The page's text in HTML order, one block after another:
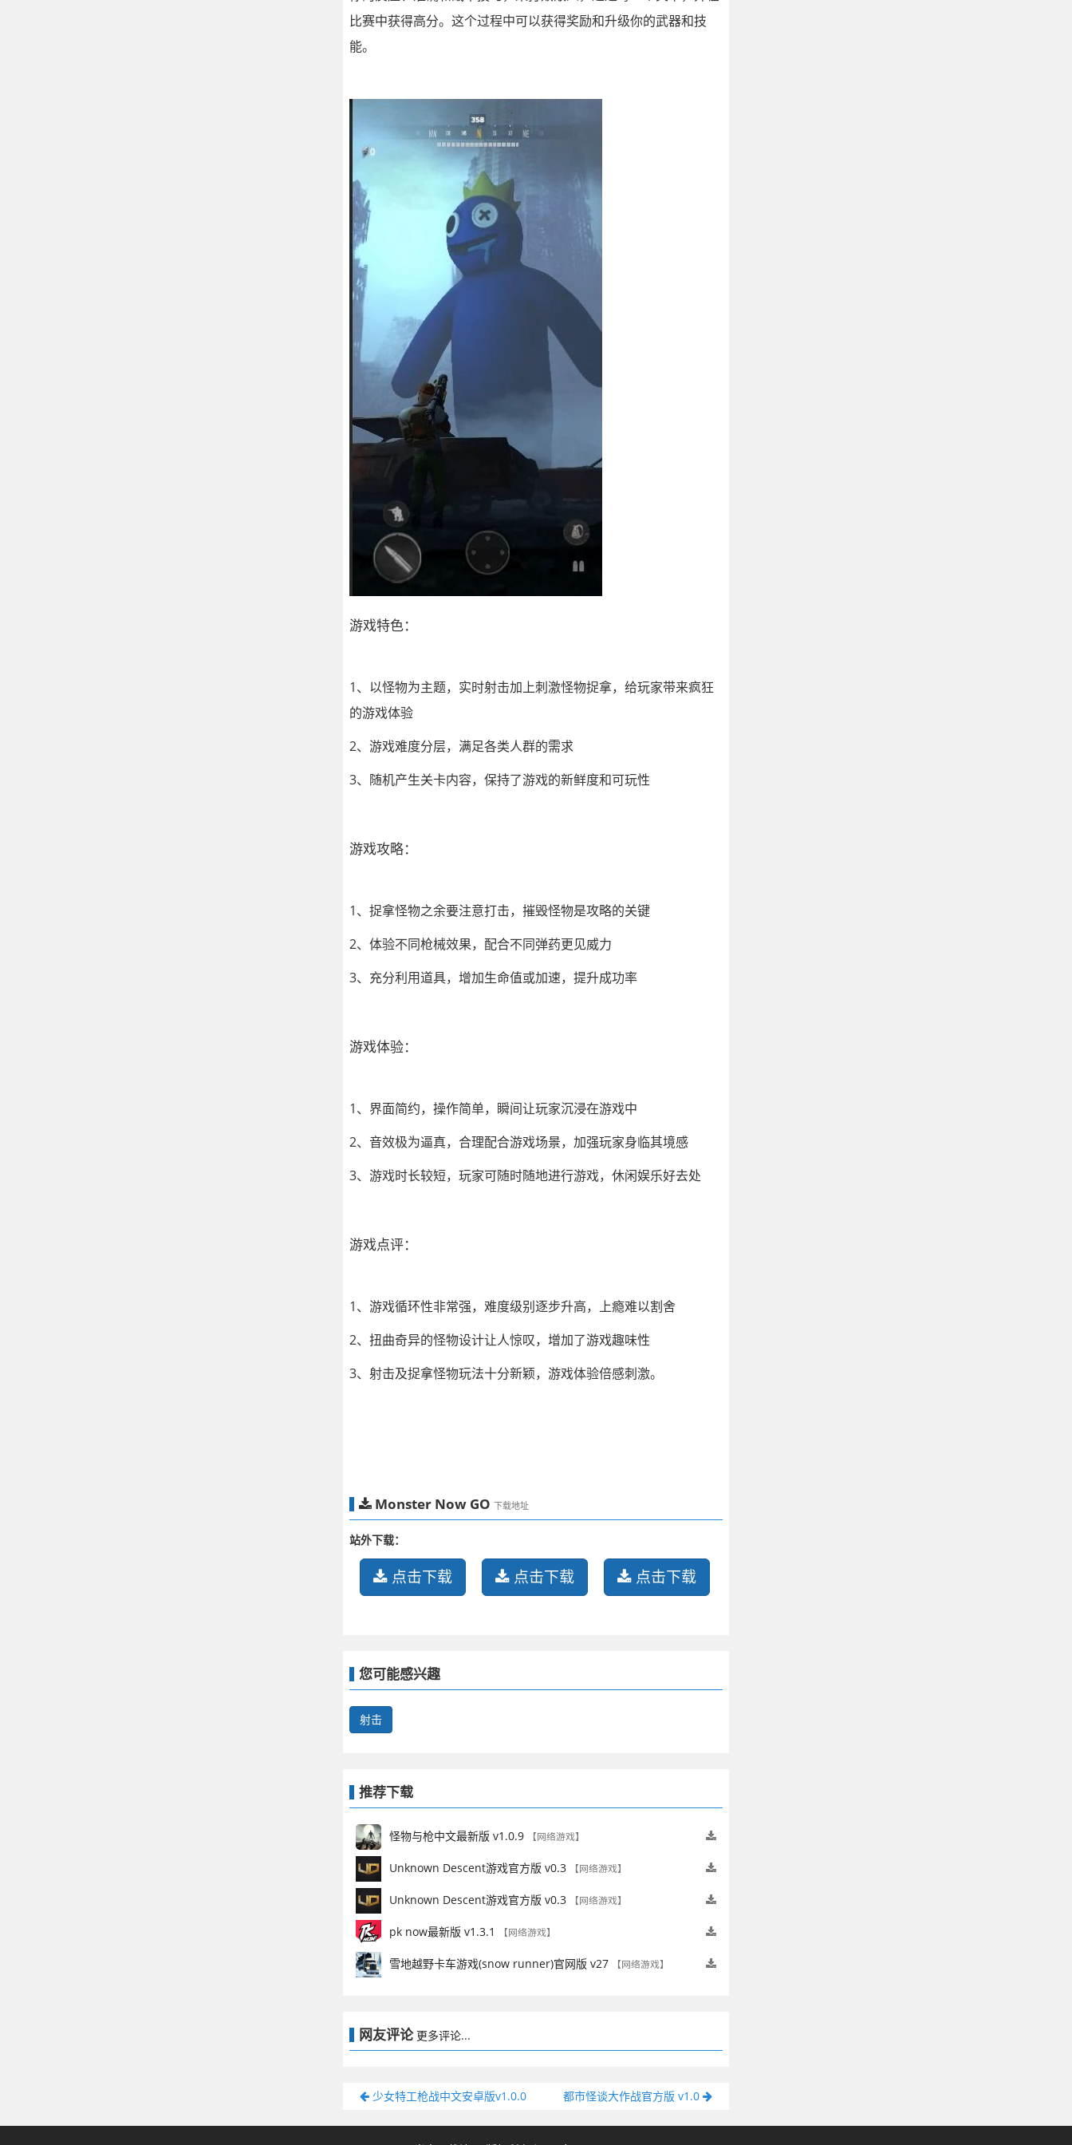
比赛中获得高分。这个过程中可以获得奖励和升级你的武器和技
能。
游戏特色：
1、以怪物为主题，实时射击加上刺激怪物捉拿，给玩家带来疯狂
的游戏体验
2、游戏难度分层，满足各类人群的需求
3、随机产生关卡内容，保持了游戏的新鲜度和可玩性
游戏攻略：
1、捉拿怪物之余要注意打击，摧毁怪物是攻略的关键
2、体验不同枪械效果，配合不同弹药更见威力
3、充分利用道具，增加生命值或加速，提升成功率
游戏体验：
1、界面简约， 操作简单，瞬间让玩家沉浸在游戏中
2、音效极为逼真，合理配合游戏场景，加强玩家身临其境感
3、游戏时长较短，玩家可随时随地进行游戏，休闲娱乐好去处
游戏点评：
1、游戏循环性非常强，难度级别逐步升高，上瘾难以割舍
2、扭曲奇异的怪物设计让人惊叹，增加了游戏趣味性
3、射击及捉拿怪物玩法十分新颖，游戏体验倍感刺激。
Monster Now GO 下载地址
站外下载：
点击下载 点击下载 点击下载
您可能感兴趣
射击
推荐下载
怪物与枪中文最新版 v1.0.9 【网络游戏】
Unknown Descent游戏官方版 v0.3 【网络游戏】
Unknown Descent游戏官方版 v0.3 【网络游戏】
pk now最新版 v1.3.1 【网络游戏】
雪地越野卡车游戏(snow runner)官网版 v27 【网络游戏】
网友评论 更多评论...
少女特工枪战中文安卓版v1.0.0 都市怪谈大作战官方版 v1.0